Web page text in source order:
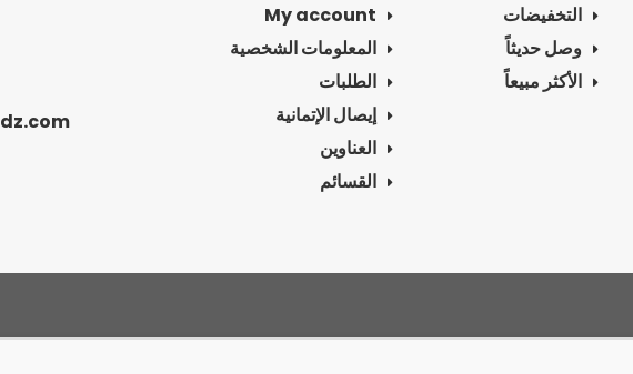
My account
المعلومات الشخصية
الطلبات
إيصال الإتمانية
العناوين
القسائم
التخفيضات
وصل حديثاً
الأكثر مبيعاً